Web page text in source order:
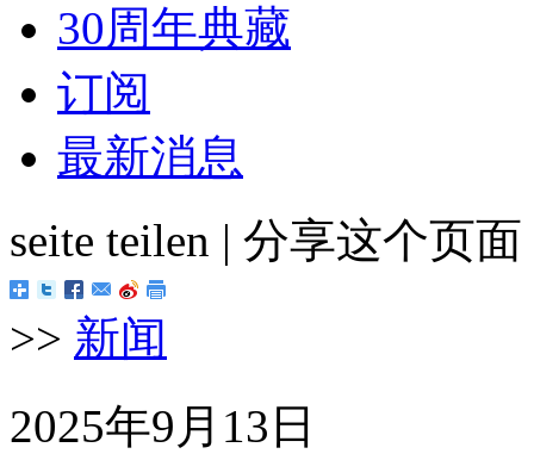
30周年典藏
订阅
最新消息
seite teilen | 分享这个页
>> 新闻
2025年9月13日